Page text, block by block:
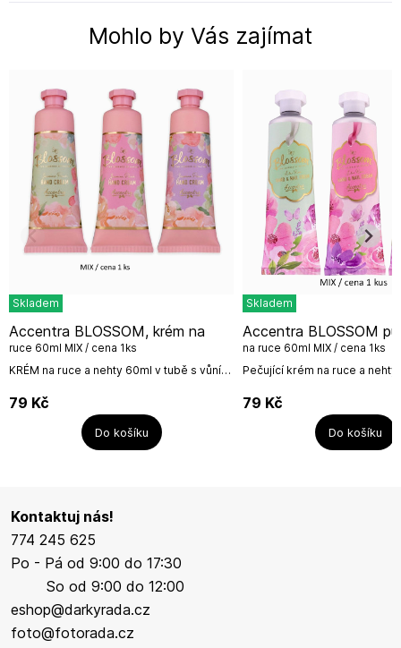
Mohlo by Vás zajímat
Skladem
KRÉM na ruce a nehty 60ml v tubě s vůní
Accentra.,MIX motivů / cena za 1
Accentra BLOSSOM, krém na
ruce 60ml MIX / cena 1ks
79 Kč
Do košíku
Skladem
Pečující krém na ruce a nehty
1ksVůně: růžeNázev
Accentra BLOSSOM purple, krém
na ruce 60ml MIX / cena 1ks
79 Kč
Do košíku
Kontaktuj nás!
774 245 625
Po - Pá od 9:00 do 17:30
So od 9:00 do 12:00
eshop@darkyrada.cz
foto@fotorada.cz